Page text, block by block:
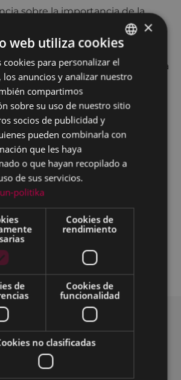
sobre la importancia de la
desarrollo intelectual, afectivo y
niño y de la niña.
a las charlas en euskera
de varias vías para
comunicándolo al profesor o
hijo o hija.
de la Biblioteca Municipal
943708437
BASQUE
SPANISH
×
web utiliza cookies
cookies para personalizar el
los anuncios y analizar nuestro
compartimos
sobre su uso de nuestro sitio
socios de publicidad y
pueden combinarla con
que les haya
o que hayan recopilado a
de sus servicios.
politika
Cookies de
rendimiento
de
Cookies de
funcionalidad
no clasificadas